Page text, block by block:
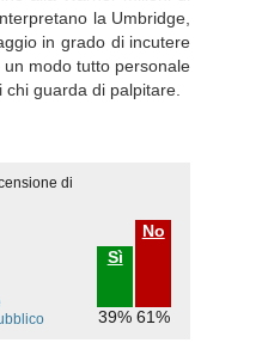
la Umbridge,
in grado di incutere
modo tutto personale
guarda di palpitare.
di
Sì
39%
No
61%